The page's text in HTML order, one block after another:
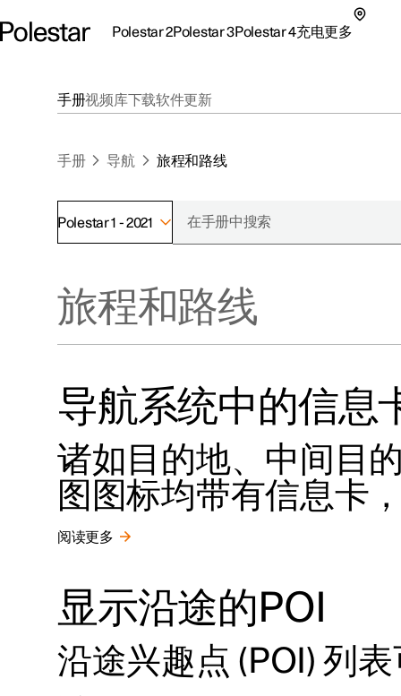
Polestar 2Polestar 3Polestar 4充电更多
探索Polestar 2
联系我们
探索Polestar 3
探索Polestar 4
探索充电
公共充电
车主服务
（在新窗
手册视频库下载软件更新
手册 导航 旅程和路线
Polestar 1 - 2021
旅程和路线
导航系统中的信息
诸如目的地、中间目
图图标均带有信息卡
阅读更多
显示沿途的POI
沿途兴趣点 (POI) 列